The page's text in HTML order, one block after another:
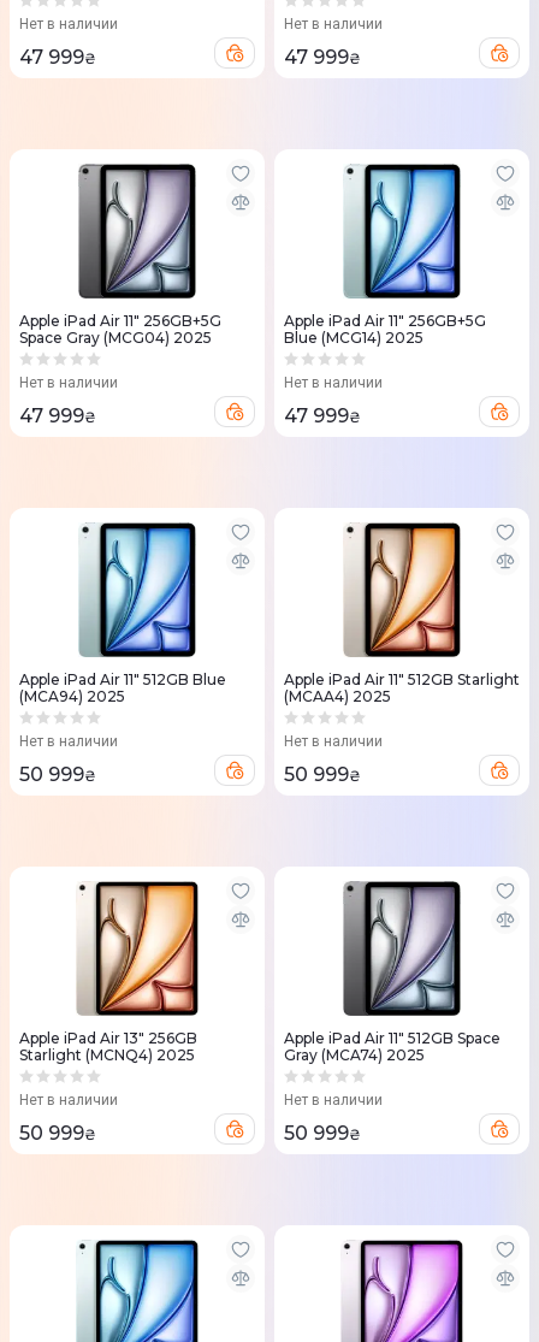
Нет в наличии
47 999₴
Нет в наличии
47 999₴
Apple iPad Air 11" 256GB+5G
Space Gray (MCG04) 2025
Нет в наличии
47 999₴
Apple iPad Air 11" 256GB+5G
Blue (MCG14) 2025
Нет в наличии
47 999₴
Apple iPad Air 11" 512GB Blue
(MCA94) 2025
Нет в наличии
50 999₴
Apple iPad Air 11" 512GB Starlight
(MCAA4) 2025
Нет в наличии
50 999₴
Apple iPad Air 13" 256GB
Starlight (MCNQ4) 2025
Нет в наличии
50 999₴
Apple iPad Air 11" 512GB Space
Gray (MCA74) 2025
Нет в наличии
50 999₴